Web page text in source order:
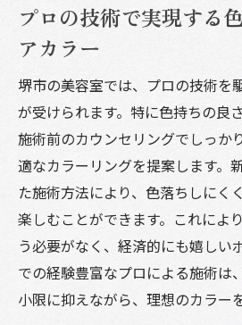
プロの技術で実現する
アカラー
堺市の美容室では、プロの技術を
が受けられます。特に色持ちの良
施術前のカウンセリングでしっか
適なカラーリングを提案します。
た施術方法により、色落ちしにく
楽しむことができます。これによ
う必要がなく、経済的にも嬉しい
での経験豊富なプロによる施術は
小限に抑えながら、理想のカラー